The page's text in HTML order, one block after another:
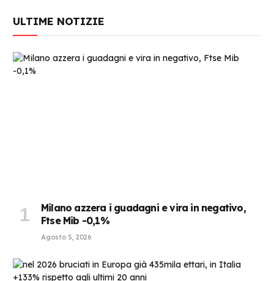
ULTIME NOTIZIE
Milano azzera i guadagni e vira in negativo,
Ftse Mib -0,1%
Agosto 5, 2026